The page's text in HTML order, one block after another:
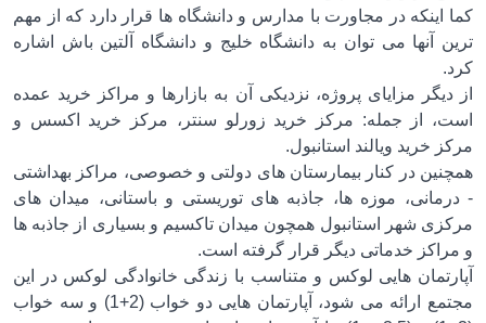
اینکه در مجاورت با مدارس و دانشگاه ها قرار دارد که از مهم
آنها می توان به دانشگاه خلیج و دانشگاه آلتین باش اشاره
مزایای پروژه، نزدیکی آن به بازارها و مراکز خرید عمده
از جمله: مرکز خرید زورلو سنتر، مرکز خرید اکسس و
خرید ویالند استانبول.
در کنار بیمارستان های دولتی و خصوصی، مراکز بهداشتی
موزه ها، جاذبه های توریستی و باستانی، میدان های
شهر استانبول همچون میدان تاکسیم و بسیاری از جاذبه ها
خدماتی دیگر قرار گرفته است.
هایی لوکس و متناسب با زندگی خانوادگی لوکس در این
مجتمع ارائه می شود، آپارتمان هایی دو خواب (2+1) و سه خواب